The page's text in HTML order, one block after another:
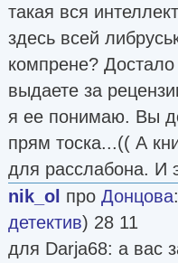
такая вся
здесь всей
компрене?
выдаете за
я ее понимаю. Вы
прям тоска...(( А
для расслабона. И
nik_ol про Донцова:
детектив) 28 11
для Darja68: а вас